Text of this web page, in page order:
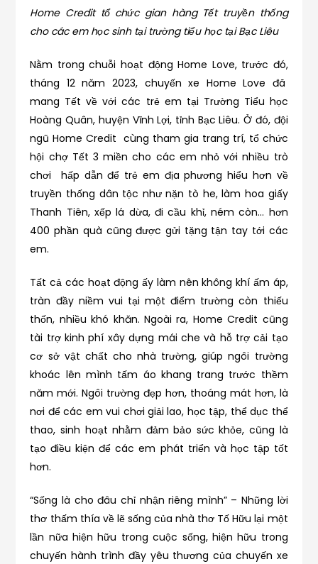
Home Credit tổ chức gian hàng Tết truyền thống
cho các em học sinh tại trường tiểu học tại Bạc Liêu
Nằm trong chuỗi hoạt động Home Love, trước đó,
tháng 12 năm 2023, chuyến xe Home Love đã
mang Tết về với các trẻ em tại Trường Tiểu học
Hoàng Quân, huyện Vĩnh Lợi, tỉnh Bạc Liêu. Ở đó, đội
ngũ Home Credit cùng tham gia trang trí, tổ chức
hội chợ Tết 3 miền cho các em nhỏ với nhiều trò
chơi hấp dẫn để trẻ em địa phương hiểu hơn về
truyền thống dân tộc như nặn tò he, làm hoa giấy
Thanh Tiên, xếp lá dừa, đi cầu khỉ, ném còn… hơn
400 phần quà cũng được gửi tặng tận tay tới các
em.
Tất cả các hoạt động ấy làm nên không khí ấm áp,
tràn đầy niềm vui tại một điểm trường còn thiếu
thốn, nhiều khó khăn. Ngoài ra, Home Credit cũng
tài trợ kinh phí xây dựng mái che và hỗ trợ cải tạo
cơ sở vật chất cho nhà trường, giúp ngôi trường
khoác lên mình tấm áo khang trang trước thềm
năm mới. Ngôi trường đẹp hơn, thoáng mát hơn, là
nơi để các em vui chơi giải lao, học tập, thể dục thể
thao, sinh hoạt nhằm đảm bảo sức khỏe, cũng là
tạo điều kiện để các em phát triển và học tập tốt
hơn.
“Sống là cho đâu chỉ nhận riêng mình” – Những lời
thơ thấm thía về lẽ sống của nhà thơ Tố Hữu lại một
lần nữa hiện hữu trong cuộc sống, hiện hữu trong
chuyến hành trình đầy yêu thương của chuyến xe